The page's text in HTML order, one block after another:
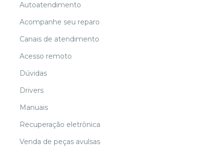
Autoatendimento
Acompanhe seu reparo
Canais de atendimento
Acesso remoto
Dúvidas
Drivers
Manuais
Recuperação eletrônica
Venda de peças avulsas